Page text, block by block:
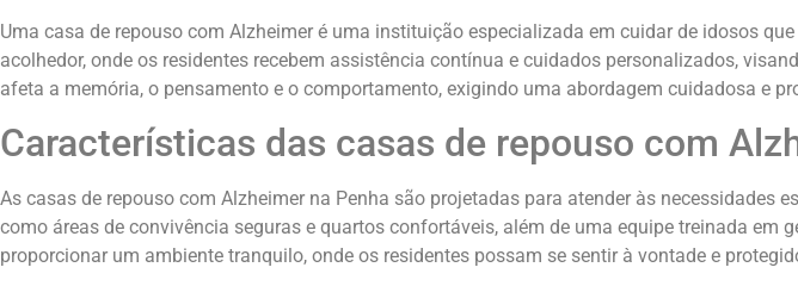
Uma casa de repouso com Alzheimer é uma instituição especializada em cuidar de idosos
acolhedor, onde os residentes recebem assistência contínua e cuidados personalizados,
afeta a memória, o pensamento e o comportamento, exigindo uma abordagem cuidadosa e
Características das casas de repouso com
As casas de repouso com Alzheimer na Penha são projetadas para atender às
como áreas de convivência seguras e quartos confortáveis, além de uma equipe treinada
proporcionar um ambiente tranquilo, onde os residentes possam se sentir à vontade e